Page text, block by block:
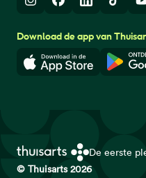
InstagramFacebook
LinkedIn
Download de app van
Download in
De eerste
© Thuisarts 2026